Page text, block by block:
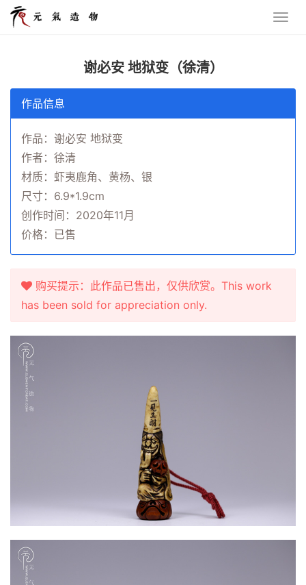
谢必安 地狱变（徐清）
作品信息
作品：谢必安 地狱变
作者：徐清
材质：虾夷鹿角、黄杨、银
尺寸：6.9*1.9cm
创作时间：2020年11月
价格：已售
购买提示：此作品已售出，仅供欣赏。This work
has been sold for appreciation only.